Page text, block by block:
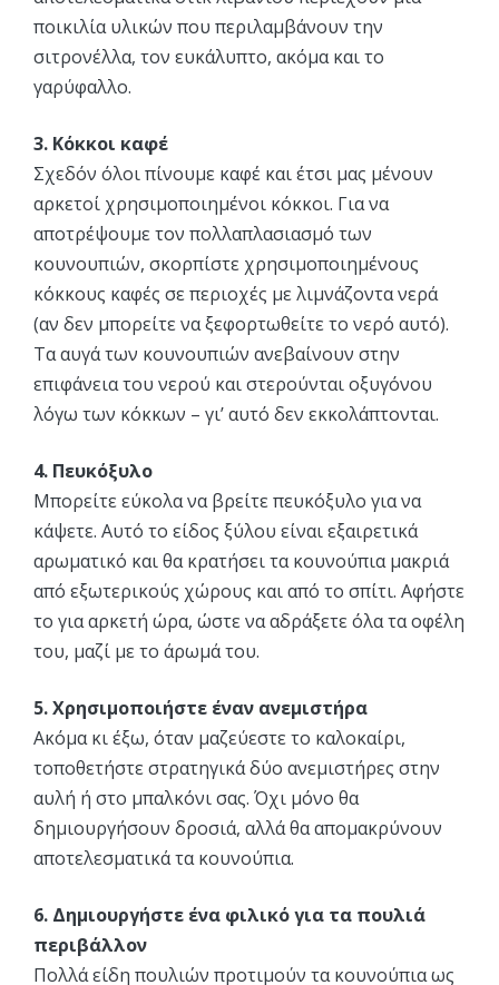
ποικιλία υλικών που περιλαμβάνουν την
σιτρονέλλα, τον ευκάλυπτο, ακόμα και το
γαρύφαλλο.
3. Κόκκοι καφέ
Σχεδόν όλοι πίνουμε καφέ και έτσι μας μένουν
αρκετοί χρησιμοποιημένοι κόκκοι. Για να
αποτρέψουμε τον πολλαπλασιασμό των
κουνουπιών, σκορπίστε χρησιμοποιημένους
κόκκους καφές σε περιοχές με λιμνάζοντα νερά
(αν δεν μπορείτε να ξεφορτωθείτε το νερό αυτό).
Τα αυγά των κουνουπιών ανεβαίνουν στην
επιφάνεια του νερού και στερούνται οξυγόνου
λόγω των κόκκων – γι’ αυτό δεν εκκολάπτονται.
4. Πευκόξυλο
Μπορείτε εύκολα να βρείτε πευκόξυλο για να
κάψετε. Αυτό το είδος ξύλου είναι εξαιρετικά
αρωματικό και θα κρατήσει τα κουνούπια μακριά
από εξωτερικούς χώρους και από το σπίτι. Αφήστε
το για αρκετή ώρα, ώστε να αδράξετε όλα τα οφέλη
του, μαζί με το άρωμά του.
5. Χρησιμοποιήστε έναν ανεμιστήρα
Ακόμα κι έξω, όταν μαζεύεστε το καλοκαίρι,
τοποθετήστε στρατηγικά δύο ανεμιστήρες στην
αυλή ή στο μπαλκόνι σας. Όχι μόνο θα
δημιουργήσουν δροσιά, αλλά θα απομακρύνουν
αποτελεσματικά τα κουνούπια.
6. Δημιουργήστε ένα φιλικό για τα πουλιά
περιβάλλον
Πολλά είδη πουλιών προτιμούν τα κουνούπια ως